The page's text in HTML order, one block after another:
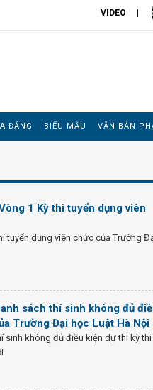
VIDEO
ĐẢNG BIỂU MẪU VĂN BẢN
1 Kỳ thi tuyển dụng viên
tuyển dụng viên chức của Trường
sách thí sinh không đủ
Trường Đại học Luật Hà Nội
sinh không đủ điều kiện dự thi kỳ thi